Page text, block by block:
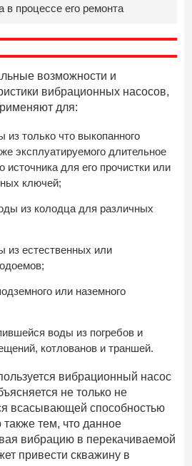
в процессе его ремонта
возможности и
вибрационных насосов,
для:
из только что выкопанного
эксплуатируемого длительное
источника для его прочистки или
ключей;
из колодца для различных
из естественных или
или наземного
воды из погребов и
котлованов и траншей.
вибрационный насос
не только не
всасывающей способностью
также тем, что данное
вибрацию в перекачиваемой
привести скважину в